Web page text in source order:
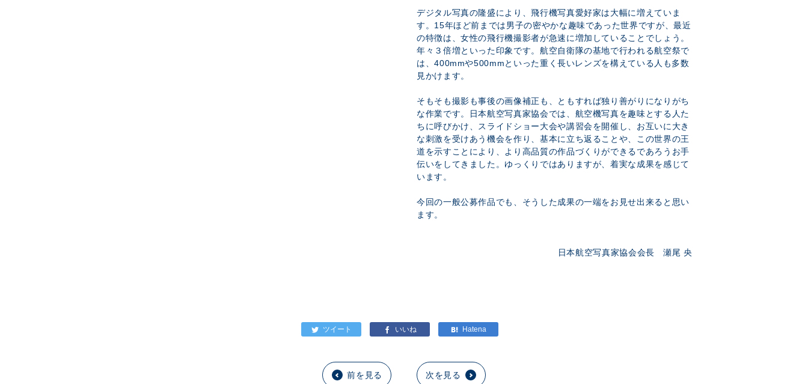
デジタル写真の隆盛により、飛行機写真愛好家は大幅に増えていま
す。15年ほど前までは男子の密やかな趣味であった世界ですが、最近
の特徴は、女性の飛行機撮影者が急速に増加していることでしょう。
年々３倍増といった印象です。航空自衛隊の基地で行われる航空祭で
は、400mmや500mmといった重く長いレンズを構えている人も多数
見かけます。
そもそも撮影も事後の画像補正も、ともすれば独り善がりになりがち
な作業です。日本航空写真家協会では、航空機写真を趣味とする人た
ちに呼びかけ、スライドショー大会や講習会を開催し、お互いに大き
な刺激を受けあう機会を作り、基本に立ち返ることや、この世界の王
道を示すことにより、より高品質の作品づくりができるであろうお手
伝いをしてきました。ゆっくりではありますが、着実な成果を感じて
います。
今回の一般公募作品でも、そうした成果の一端をお見せ出来ると思い
ます。
日本航空写真家協会会長 瀬尾 央
前を見る 次を見る